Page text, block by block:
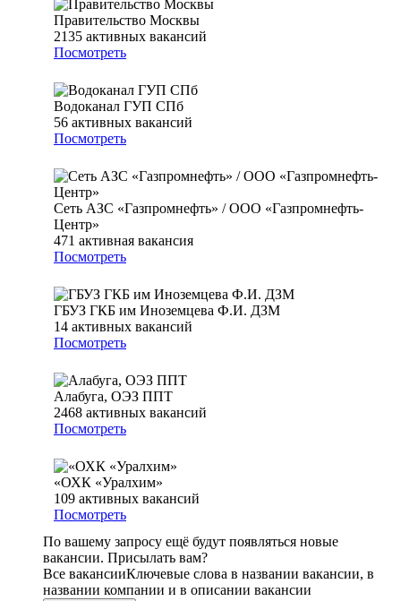
Правительство Москвы
2135 активных вакансий
Посмотреть
Водоканал ГУП СПб
56 активных вакансий
Посмотреть
Сеть АЗС «Газпромнефть» / ООО «Газпромнефть-
Центр»
471 активная вакансия
Посмотреть
ГБУЗ ГКБ им Иноземцева Ф.И. ДЗМ
14 активных вакансий
Посмотреть
Алабуга, ОЭЗ ППТ
2468 активных вакансий
Посмотреть
«ОХК «Уралхим»
109 активных вакансий
Посмотреть
По вашему запросу ещё будут появляться новые
вакансии. Присылать вам?
Все вакансииКлючевые слова в названии вакансии, в
названии компании и в описании вакансии